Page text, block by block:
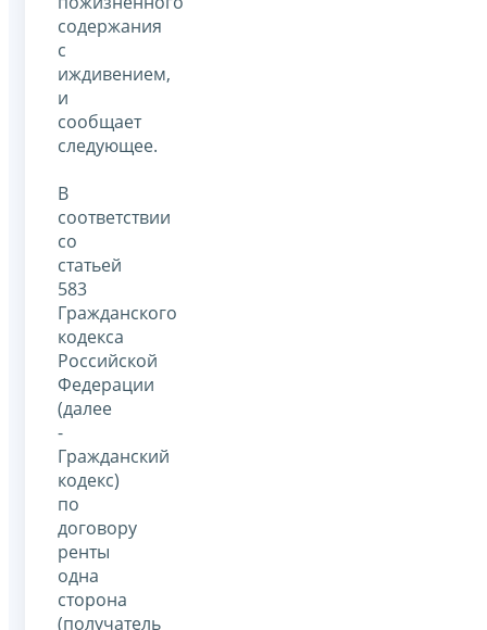
содержания
с
иждивением,
и
сообщает
следующее.
В
соответствии
со
статьей
583
Гражданского
кодекса
Российской
Федерации
(далее
-
Гражданский
кодекс)
по
договору
ренты
одна
сторона
(получатель